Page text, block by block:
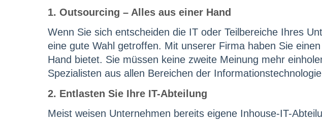
1. Outsourcing – Alles aus einer Hand
Wenn Sie sich entscheiden die IT oder Teilbereiche Ihres
eine gute Wahl getroffen. Mit unserer Firma haben Sie
Hand bietet. Sie müssen keine zweite Meinung mehr
Spezialisten aus allen Bereichen der
2. Entlasten Sie Ihre IT-Abteilung
Meist weisen Unternehmen bereits eigene Inhouse-IT-